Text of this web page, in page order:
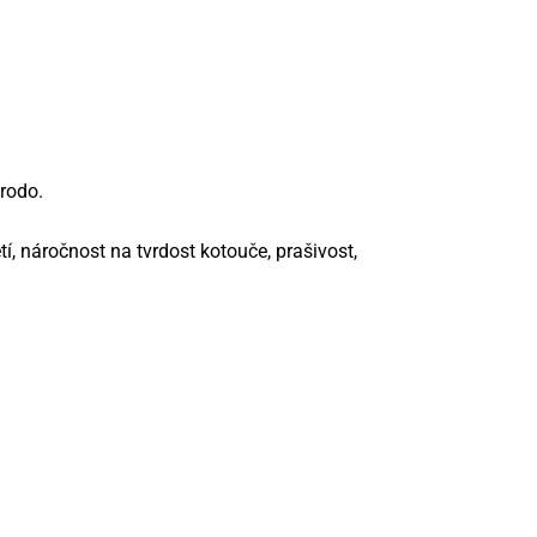
náročnost na tvrdost kotouče, prašivost,